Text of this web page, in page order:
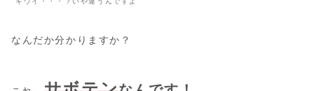
なんだか分かりますか？